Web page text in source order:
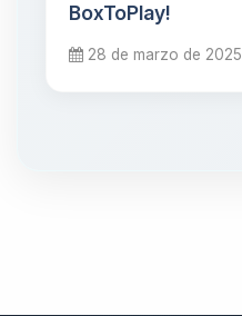
BoxToPlay!
28 de marzo de 2025